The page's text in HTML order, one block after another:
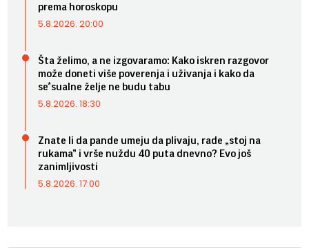
prema horoskopu
5.8.2026. 20:00
Šta želimo, a ne izgovaramo: Kako iskren razgovor
može doneti više poverenja i uživanja i kako da
se*sualne želje ne budu tabu
5.8.2026. 18:30
Znate li da pande umeju da plivaju, rade „stoj na
rukama” i vrše nuždu 40 puta dnevno? Evo još
zanimljivosti
5.8.2026. 17:00